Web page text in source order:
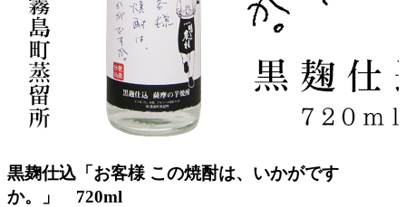
黒麹仕込「お客様 この焼酎は、いかがです
か。」 720ml